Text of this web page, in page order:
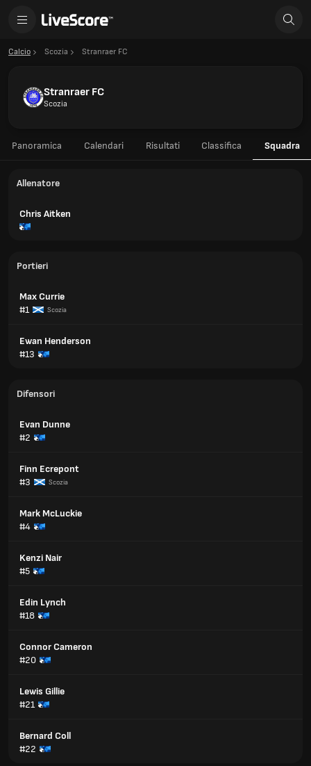
Calcio Scozia Stranraer FC
Stranraer FC
Scozia
Panoramica Calendari Risultati Classifica Squadra
Allenatore
Chris Aitken
Portieri
Max Currie
#1
Scozia
Ewan Henderson
#13
Difensori
Evan Dunne
#2
Finn Ecrepont
#3
Scozia
Mark McLuckie
#4
Kenzi Nair
#5
Edin Lynch
#18
Connor Cameron
#20
Lewis Gillie
#21
Bernard Coll
#22